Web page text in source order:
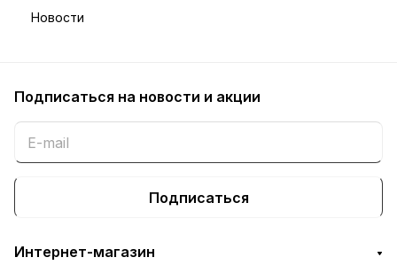
Новости
Подписаться на новости и акции
Подписаться
Интернет-магазин